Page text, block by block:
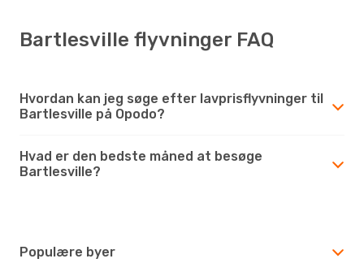
Bartlesville flyvninger FAQ
Hvordan kan jeg søge efter lavprisflyvninger til
Bartlesville på Opodo?
Hvad er den bedste måned at besøge
Bartlesville?
Populære byer